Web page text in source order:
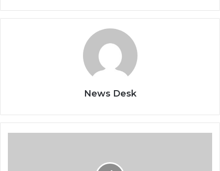
News Desk